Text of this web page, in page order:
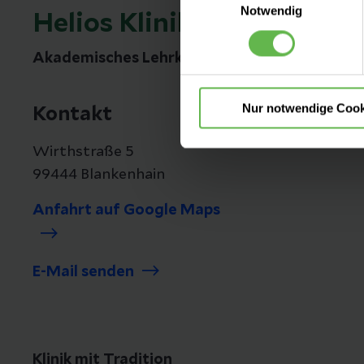
Es steht Ihnen frei, unsere
einzuwilligen. Ihre
Notwendig
Nur notwendige
Helios Klinik Blankenhain
Akademisches Lehrkrankenhaus der
Kontakt
Wirthstraße 5
99444 Blankenhain
Anfahrt auf Google Maps
E-Mail senden
Klinik mit Tradition